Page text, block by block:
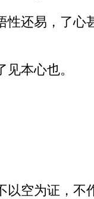
性还易，了心
本心也。
空为证，不